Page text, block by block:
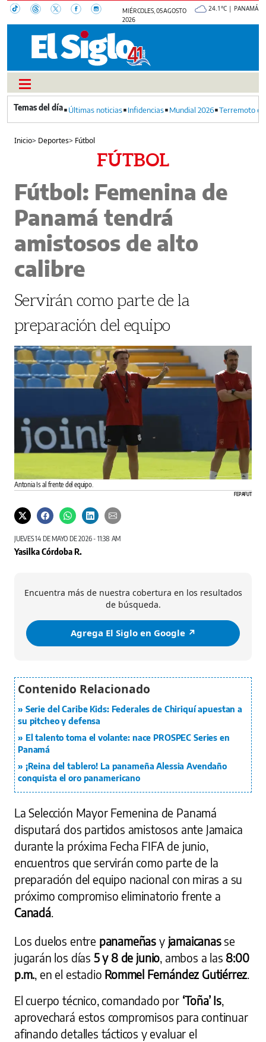
MIÉRCOLES, 05 AGOSTO
2026
24.1°C | PANAMÁ
Últimas noticias Infidencias Mundial 2026 Terremoto
Inicio> Deportes> Fútbol
FÚTBOL
Fútbol: Femenina de
Panamá tendrá
amistosos de alto
calibre
Servirán como parte de la
preparación del equipo
Antonia Is al frente del equipo.
FEPAFUT
JUEVES 14 DE MAYO DE 2026 - 11:38 AM
Yasilka Córdoba R.
Encuentra más de nuestra cobertura en los resultados
de búsqueda.
Agrega El Siglo en Google ↗️
Serie del Caribe Kids: Federales de Chiriquí apuestan a
su pitcheo y defensa
El talento toma el volante: nace PROSPEC Series en
Panamá
¡Reina del tablero! La panameña Alessia Avendaño
conquista el oro panamericano
La Selección Mayor Femenina de Panamá
disputará dos partidos amistosos ante Jamaica
durante la próxima Fecha FIFA de junio,
encuentros que servirán como parte de la
preparación del equipo nacional con miras a su
próximo compromiso eliminatorio frente a
Canadá.
Los duelos entre panameñas y jamaicanasse
jugarán los días 5 y 8 de junio , ambos a las 8:00
p.m. , en el estadio Rommel Fernández Gutiérrez
El cuerpo técnico, comandado por ‘Toña’ Is
aprovechará estos compromisos para continuar
afinando detalles tácticos y evaluar el